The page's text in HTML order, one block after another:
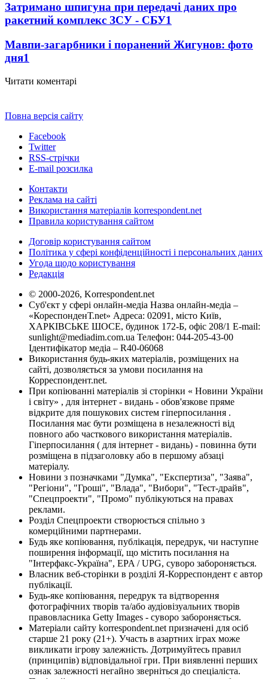
Затримано шпигуна при передачі даних про
ракетний комплекс ЗСУ - СБУ1
Мавпи-загарбники і поранений Жигунов: фото
дня1
Читати коментарі
Повна версія сайту
Facebook
Twitter
RSS-стрічки
E-mail розсилка
Контакти
Реклама на сайті
Використання матеріалів korrespondent.net
Правила користування сайтом
Договір користування сайтом
Політика у сфері конфіденційності і персональних даних
Угода щодо користування
Редакція
© 2000-2026, Korrespondent.net
Суб'єкт у сфері онлайн-медіа Назва онлайн-медіа –
«КореспонденТ.net» Адреса: 02091, місто Київ,
ХАРКІВСЬКЕ ШОСЕ, будинок 172-Б, офіс 208/1 E-mail:
sunlight@mediadim.com.ua Телефон: 044-205-43-00
Ідентифікатор медіа – R40-06068
Використання будь-яких матеріалів, розміщених на
сайті, дозволяється за умови посилання на
Корреспондент.net.
При копіюванні матеріалів зі сторінки « Новини України
і світу» , для інтернет - видань - обов'язкове пряме
відкрите для пошукових систем гіперпосилання .
Посилання має бути розміщена в незалежності від
повного або часткового використання матеріалів.
Гіперпосилання ( для інтернет - видань) - повинна бути
розміщена в підзаголовку або в першому абзаці
матеріалу.
Новини з позначками "Думка", "Експертиза", "Заява",
"Регіони", "Гроші", "Влада", "Вибори", "Тест-драйв",
"Спецпроекти", "Промо" публікуються на правах
реклами.
Розділ Спецпроекти створюється спільно з
комерційними партнерами.
Будь яке копіювання, публікація, передрук, чи наступне
поширення інформації, що містить посилання на
"Інтерфакс-Україна", EPA / UPG, суворо забороняється.
Власник веб-сторінки в розділі Я-Корреспондент є автор
публікації.
Будь-яке копіювання, передрук та відтворення
фотографічних творів та/або аудіовізуальних творів
правовласника Getty Images - суворо забороняється.
Матеріали сайту korrespondent.net призначені для осіб
старше 21 року (21+). Участь в азартних іграх може
викликати ігрову залежність. Дотримуйтесь правил
(принципів) відповідальної гри. При виявленні перших
ознак залежності негайно зверніться до спеціаліста.